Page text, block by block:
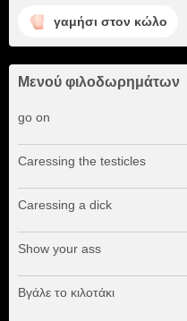
γαμήσι στον κώλο
Μενού φιλοδωρημάτων
go on
Caressing the testicles
Caressing a dick
Show your ass
Βγάλε το κιλοτάκι